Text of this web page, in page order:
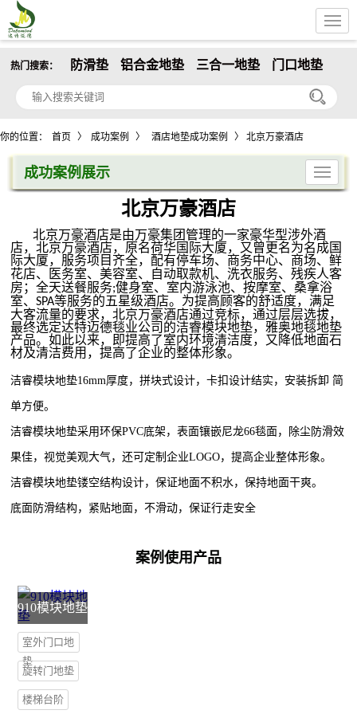
热门搜索： 防滑垫 铝合金地垫 三合一地垫 门口地垫
你的位置： 首页 〉 成功案例 〉 酒店地垫成功案例 〉 北京万豪酒店
成功案例展示
北京万豪酒店
北京万豪酒店是由万豪集团管理的一家豪华型涉外酒
店，北京万豪酒店，原名荷华国际大厦，又曾更名为名成国
际大厦，服务项目齐全，配有停车场、商务中心、商场、鲜
花店、医务室、美容室、自动取款机、洗衣服务、残疾人客
房 ；全天送餐服务;健身室、室内游泳池、按摩室、桑拿浴
室、SPA等服务的五星级酒店。为提高顾客的舒适度，满足
大客流量的要求，北京万豪酒店通过竞标，通过层层选拔，
最终选定达特迈德毯业公司的洁睿模块地垫，雅奥地毯地垫
产品。如此以来，即提高了室内环境清洁度，又降低地面石
材及清洁费用，提高了企业的整体形象。
洁睿模块地垫16mm厚度，拼块式设计，卡扣设计结实，安装拆卸 简
单方便。
洁睿模块地垫采用环保PVC底架，表面镶嵌尼龙66毯面，除尘防滑效
果佳，视觉美观大气，还可定制企业LOGO，提高企业整体形象。
洁睿模块地垫镂空结构设计，保证地面不积水，保持地面干爽。
底面防滑结构，紧贴地面，不滑动，保证行走安全
案例使用产品
910模块地垫
室外门口地
垫
旋转门地垫
楼梯台阶